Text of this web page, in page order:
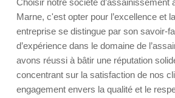
Choisir notre société d’assainissement
Marne, c'est opter pour l’excellence et
entreprise se distingue par son savoir-
d’expérience dans le domaine de
avons réussi à bâtir une réputation
concentrant sur la satisfaction de nos
engagement envers la qualité et le